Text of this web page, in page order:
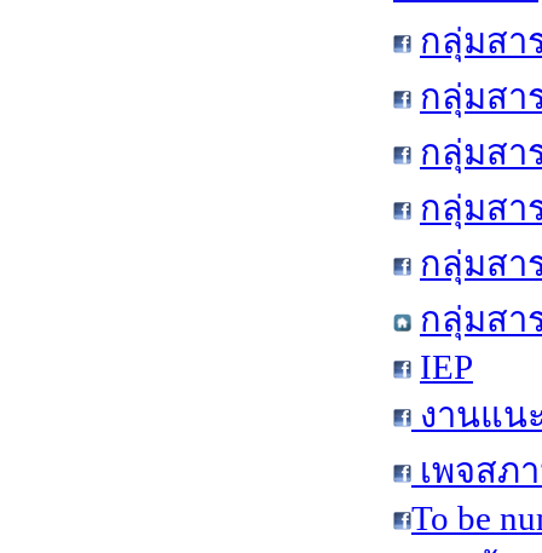
กลุ่มสา
กลุ่มสา
กลุ่มสา
กลุ่มสา
กลุ่มสา
กลุ่มสา
IEP
งานแน
เพจสภ
To be